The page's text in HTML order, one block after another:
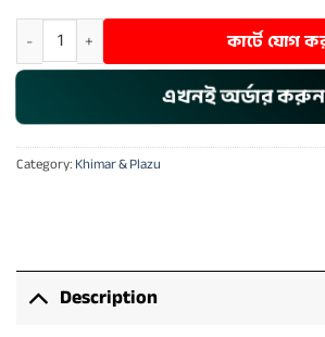
Khimar & Plazu - 209 quantity কার্টে যোগ
এখনই অর্ডার করুন
Category:Khimar & Plazu
Description